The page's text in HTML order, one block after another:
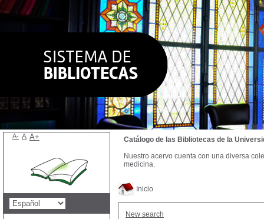
Inicio
New search
Catálogo de las Bibliotecas de la
Nuestro acervo cuenta con una diversa
medicina.
A- A A+